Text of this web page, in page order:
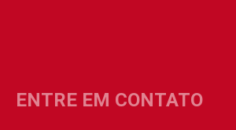
ENTRE EM CONTATO